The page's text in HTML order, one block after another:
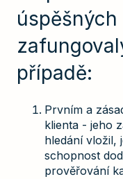
případě:
Prvním a
klienta - jeho
hledání vložil,
schopnost
prověřování